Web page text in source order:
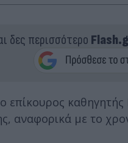
δες περισσότερο
επίκουρος
αναφορικά με το